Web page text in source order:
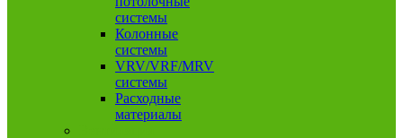
системы
Колонные
системы
VRV/VRF/MRV
системы
Расходные
материалы